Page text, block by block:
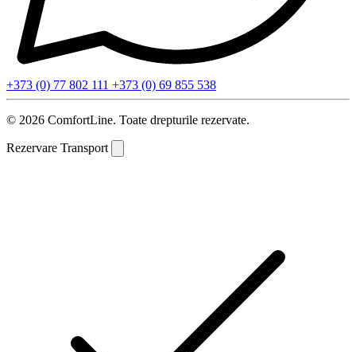
+373 (0) 77 802 111 +373 (0) 69 855 538
© 2026 ComfortLine. Toate drepturile rezervate.
Rezervare Transport